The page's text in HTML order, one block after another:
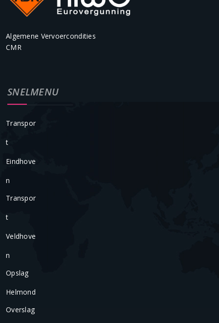
Algemene Vervoercondities
CMR
SNELMENU
Transpor
T
Eindhove
N
Transpor
T
Veldhove
N
Opslag
Helmond
Overslag